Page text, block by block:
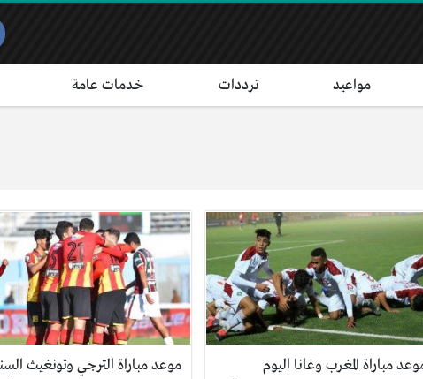
مواعيد ترددات خدمات عامة
مباراة المغرب وغانا اليوم
موعد مباراة الترجي وتونغيث